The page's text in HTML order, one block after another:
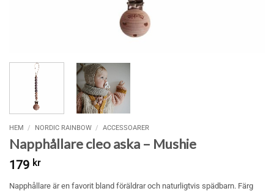
HEM / NORDIC RAINBOW / ACCESSOARER
Napphållare cleo aska – Mushie
179 kr
Napphållare är en favorit bland föräldrar och naturligtvis spädbarn. Färg